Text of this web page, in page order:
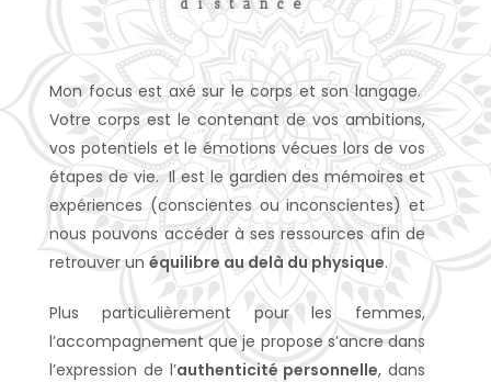
distance
Mon focus est axé sur le corps et son langage.
Votre corps est le contenant de vos ambitions,
vos potentiels et le émotions vécues lors de vos
étapes de vie. Il est le gardien des mémoires et
expériences (conscientes ou inconscientes) et
nous pouvons accéder à ses ressources afin de
retrouver un équilibre au delà du physique.
Plus particulièrement pour les femmes,
l’accompagnement que je propose s’ancre dans
l’expression de l’authenticité personnelle, dans